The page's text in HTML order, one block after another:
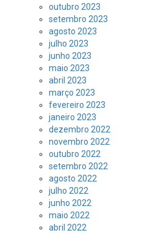
outubro 2023
setembro 2023
agosto 2023
julho 2023
junho 2023
maio 2023
abril 2023
março 2023
fevereiro 2023
janeiro 2023
dezembro 2022
novembro 2022
outubro 2022
setembro 2022
agosto 2022
julho 2022
junho 2022
maio 2022
abril 2022